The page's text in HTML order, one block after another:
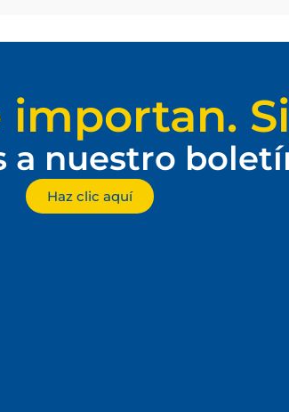
importan.
a nuestro
Haz clic aquí